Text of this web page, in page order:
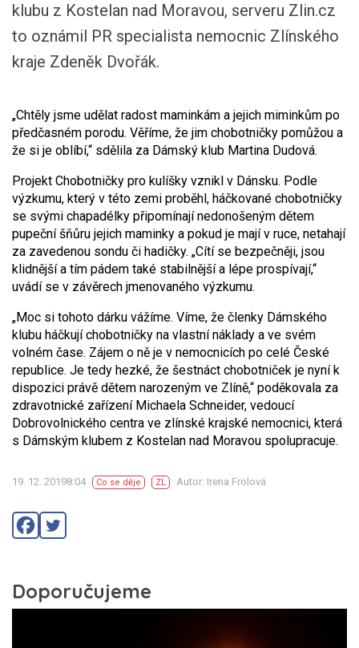
klubu z Kostelan nad Moravou, serveru Zlin.cz
to oznámil PR specialista nemocnic Zlínského
kraje Zdeněk Dvořák.
„Chtěly jsme udělat radost maminkám a jejich miminkům po
předčasném porodu. Věříme, že jim chobotničky pomůžou a
že si je oblíbí,“ sdělila za Dámský klub Martina Dudová.
Projekt Chobotničky pro kulíšky vznikl v Dánsku. Podle
výzkumu, který v této zemi proběhl, háčkované chobotničky
se svými chapadélky připomínají nedonošeným dětem
pupeční šňůru jejich maminky a pokud je mají v ruce, netahají
za zavedenou sondu či hadičky. „Cítí se bezpečněji, jsou
klidnější a tím pádem také stabilnější a lépe prospívají,“
uvádí se v závěrech jmenovaného výzkumu.
„Moc si tohoto dárku vážíme. Víme, že členky Dámského
klubu háčkují chobotničky na vlastní náklady a ve svém
volném čase. Zájem o ně je v nemocnicích po celé České
republice. Je tedy hezké, že šestnáct chobotniček je nyní k
dispozici právě dětem narozeným ve Zlíně,“ poděkovala za
zdravotnické zařízení Michaela Schneider, vedoucí
Dobrovolnického centra ve zlínské krajské nemocnici, která
s Dámským klubem z Kostelan nad Moravou spolupracuje.
19. 12. 20198:04 Co se děje ZL Autor: Irena Frolová